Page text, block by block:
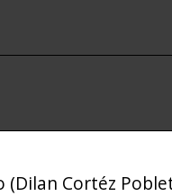
(Dilan Cortéz